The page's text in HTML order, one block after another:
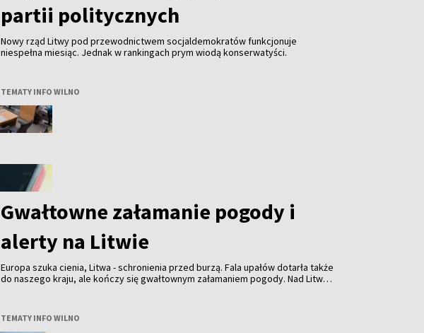
partii politycznych
Nowy rząd Litwy pod przewodnictwem socjaldemokratów funkcjonuje
niespełna miesiąc. Jednak w rankingach prym wiodą konserwatyści.
TEMATY INFO WILNO
Gwałtowne załamanie pogody i
alerty na Litwie
Europa szuka cienia, Litwa - schronienia przed burzą. Fala upałów dotarła także
do naszego kraju, ale kończy się gwałtownym załamaniem pogody. Nad Litwą
TEMATY INFO WILNO